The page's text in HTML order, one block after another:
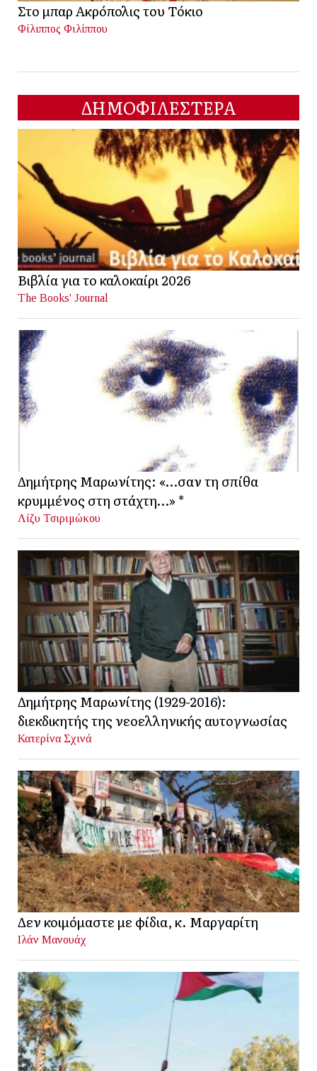
Στο μπαρ Ακρόπολις του Τόκιο
Φίλιππος Φιλίππου
ΔΗΜΟΦΙΛΕΣΤΕΡΑ
Βιβλία για το καλοκαίρι 2026
The Books' Journal
Δημήτρης Μαρωνίτης: «…σαν τη σπίθα
κρυμμένος στη στάχτη…» *
Λίζυ Τσιριμώκου
Δημήτρης Μαρωνίτης (1929-2016):
διεκδικητής της νεοελληνικής αυτογνωσίας
Κατερίνα Σχινά
Δεν κοιμόμαστε με φίδια, κ. Μαργαρίτη
Ιλάν Μανουάχ